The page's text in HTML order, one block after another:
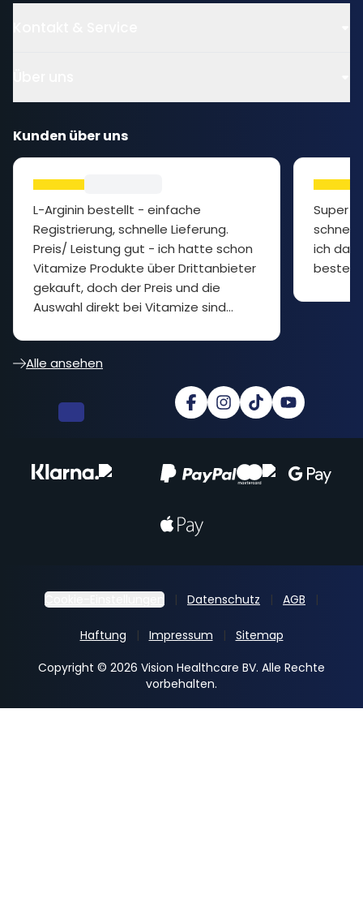
Kunden über uns
L-Arginin bestellt - einfache
Registrierung, schnelle Lieferung.
Preis/ Leistung gut - ich hatte schon
Vitamize Produkte über Drittanbieter
gekauft, doch der Preis und die
Auswahl direkt bei Vitamize sind
Super
ich das
Alle ansehen
Cookie-Einstellungen Datenschutz AGB
Haftung Impressum
Sitemap
Copyright © 2026 Vision Healthcare BV. Alle Rechte
vorbehalten.